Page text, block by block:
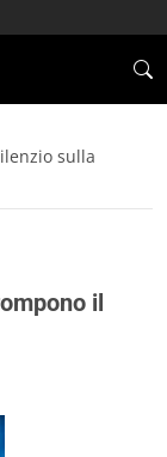
sulla
il